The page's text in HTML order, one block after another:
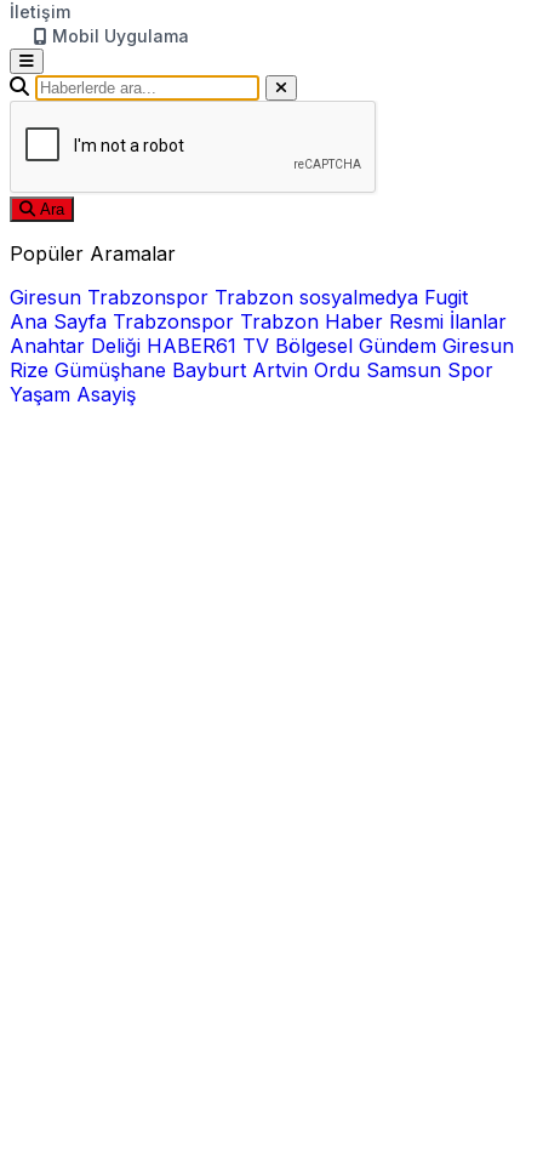
İletişim
Mobil Uygulama
Ara
Popüler Aramalar
Giresun Trabzonspor Trabzon sosyalmedya Fugit
Ana Sayfa Trabzonspor Trabzon Haber Resmi İlanlar
Anahtar Deliği HABER61 TV Bölgesel Gündem Giresun
Rize Gümüşhane Bayburt Artvin Ordu Samsun Spor
Yaşam Asayiş